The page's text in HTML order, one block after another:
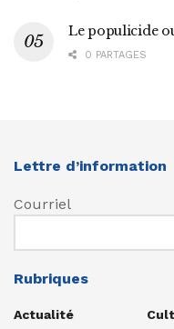
Le populicide
0 PARTAGES
Lettre d’information
Courriel
Rubriques
Actualité